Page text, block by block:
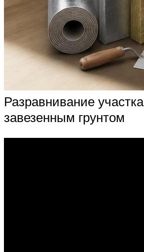
Разравнивание участка
завезенным грунтом